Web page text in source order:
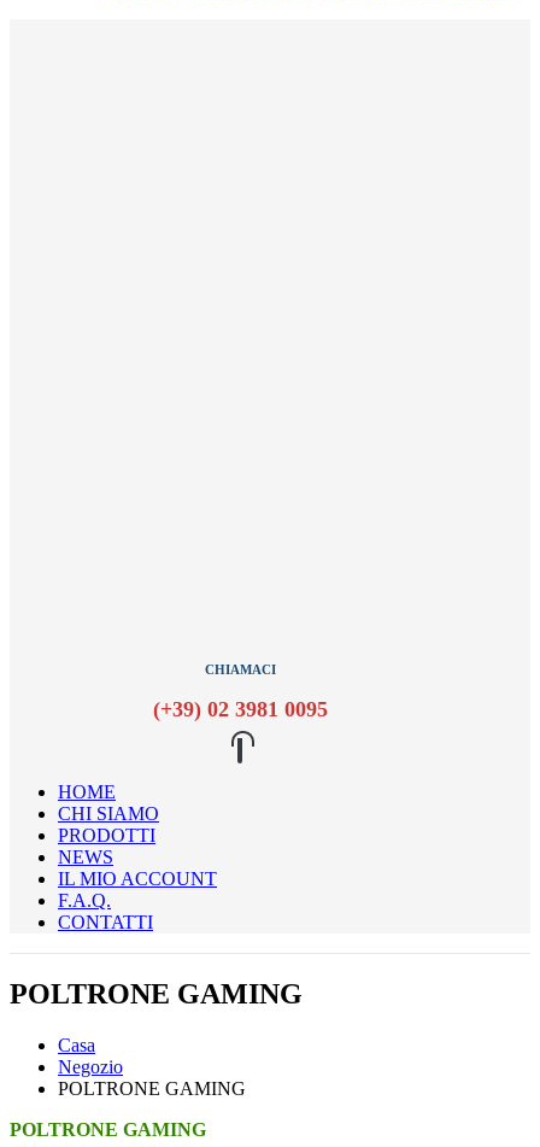
CHIAMACI
(+39) 02 3981 0095
HOME
CHI SIAMO
PRODOTTI
NEWS
IL MIO ACCOUNT
F.A.Q.
CONTATTI
POLTRONE GAMING
Casa
Negozio
POLTRONE GAMING
POLTRONE GAMING